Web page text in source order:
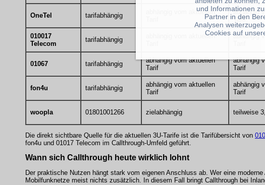
OneTel tarifabhängig
abhängig vom aktuellen
abhängig
Tarif
010017
Telecom
tarifabhängig
abhängig vom aktuellen
abhängig
01067 tarifabhängig
abhängig vom aktuellen
Tarif
abhängig
Tarif
fon4u tarifabhängig
abhängig vom aktuellen
Tarif
abhängig
Tarif
woopla 01801001266 zielabhängig teilweise
Die direkt sichtbare Quelle für die aktuellen 3U-Tarife ist die Tarifübersicht von
fon4u und 01017 Telecom im Callthrough-Umfeld geführt.
Wann sich Callthrough heute wirklich lohnt
Der praktische Nutzen hängt stark vom eigenen Anschluss ab. Wer eine
Mobilfunknetze meist nichts zusätzlich. In diesem Fall bringt Callthrough bei
und Informationen
Partner in den
Analysen
Cookies auf